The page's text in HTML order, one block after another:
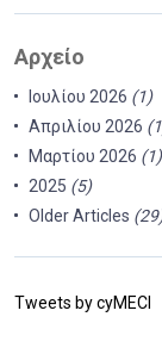
Αρχείο
Ιουλίου 2026 (1)
Απριλίου 2026
Μαρτίου 2026 (1)
2025 (5)
Older Articles
Tweets by cyMECI